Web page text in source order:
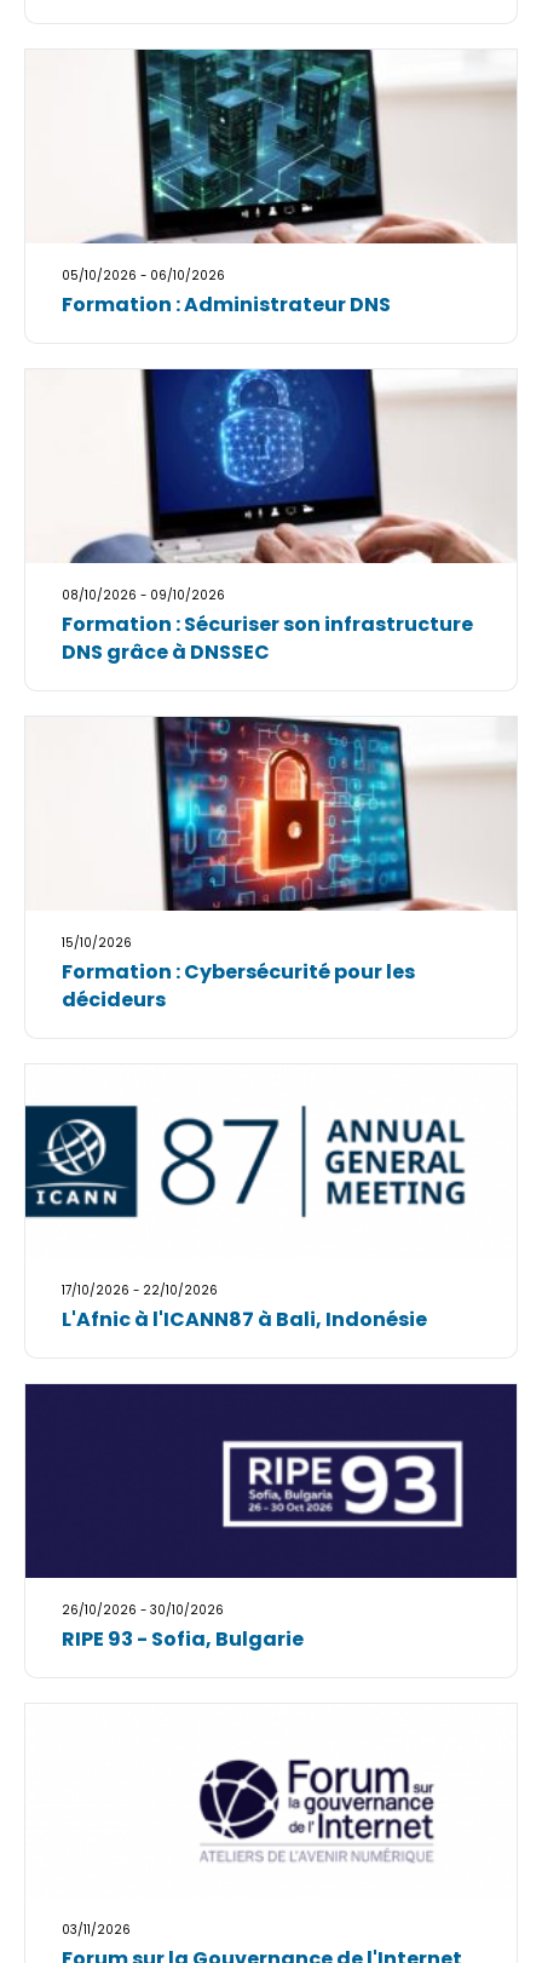
05/10/2026 - 06/10/2026
Formation : Administrateur DNS
08/10/2026 - 09/10/2026
Formation : Sécuriser son infrastructure
DNS grâce à DNSSEC
15/10/2026
Formation : Cybersécurité pour les
décideurs
17/10/2026 - 22/10/2026
L'Afnic à l'ICANN87 à Bali, Indonésie
26/10/2026 - 30/10/2026
RIPE 93 - Sofia, Bulgarie
03/11/2026